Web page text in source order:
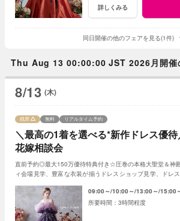
詳しくみる
同日開催の他のフェアを見る(1件)
Thu Aug 13 00:00:00 JST 2026月開催
8/13 (木)
＼最高の1着を選べる*新作ドレス優
花嫁相談会
残席 無料 リアルタイム予約
直前予約◎最大150万優待特典付き☆圧巻の本格大聖堂＆神
ィ会場見学、豊富な衣装が揃うドレスショップ見学、ドレ
09:00～ 10:00～ 13:00～ 15:00
3時間程度